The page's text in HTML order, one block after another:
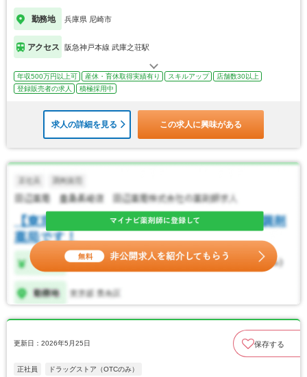
勤務地 兵庫県 尼崎市
アクセス 阪急神戸本線 武庫之荘駅
年収500万円以上可 産休・育休取得実績有り スキルアップ
店舗数30以上
登録販売者の求人
積極採用中
求人の詳細を見る この求人に興味がある
更新日：2026年5月25日 保存する
正社員 ドラッグストア（OTCのみ）